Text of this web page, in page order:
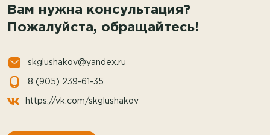
Вам нужна консультация?
Пожалуйста, обращайтесь!
skglushakov@yandex.ru
8 (905) 239-61-35
https://vk.com/skglushakov